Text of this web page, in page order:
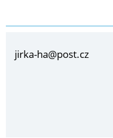
jirka-ha@post.cz